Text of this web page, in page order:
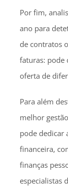
Por fim,
ano para
de contratos
faturas: pode
oferta de
Para além
melhor
pode dedicar
financeira,
finanças
especialistas